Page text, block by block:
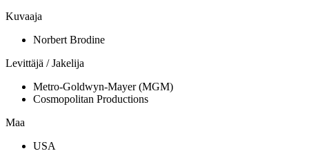
Kuvaaja
Norbert Brodine
Levittäjä / Jakelija
Metro-Goldwyn-Mayer (MGM)
Cosmopolitan Productions
Maa
USA